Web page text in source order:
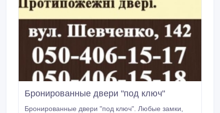
Бронированные двери "под ключ"
Бронированные двери "под ключ". Любые замки,